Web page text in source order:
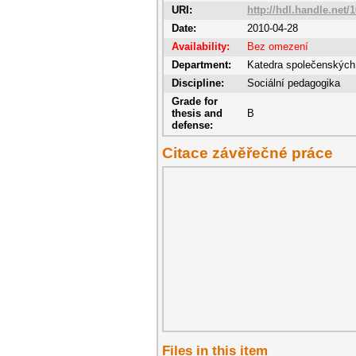
URI:
http://hdl.handle.net/
Date:
2010-04-28
Availability:
Bez omezení
Department:
Katedra
Discipline:
Sociální pedagogika
Grade for
thesis and
defense:
B
Citace závěřečné práce
Files in this item